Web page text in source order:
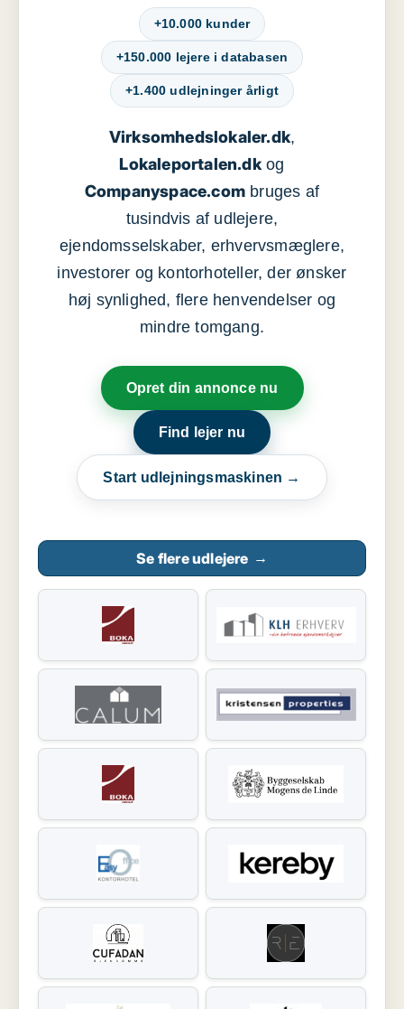
+10.000 kunder
+150.000 lejere i databasen
+1.400 udlejninger årligt
Virksomhedslokaler.dk,
Lokaleportalen.dkog
Companyspace.com bruges af
tusindvis af udlejere,
ejendomsselskaber, erhvervsmæglere,
investorer og kontorhoteller, der ønsker
høj synlighed, flere henvendelser og
mindre tomgang.
Opret din annonce nu
Find lejer nu
Start udlejningsmaskinen →
Se flere udlejere →